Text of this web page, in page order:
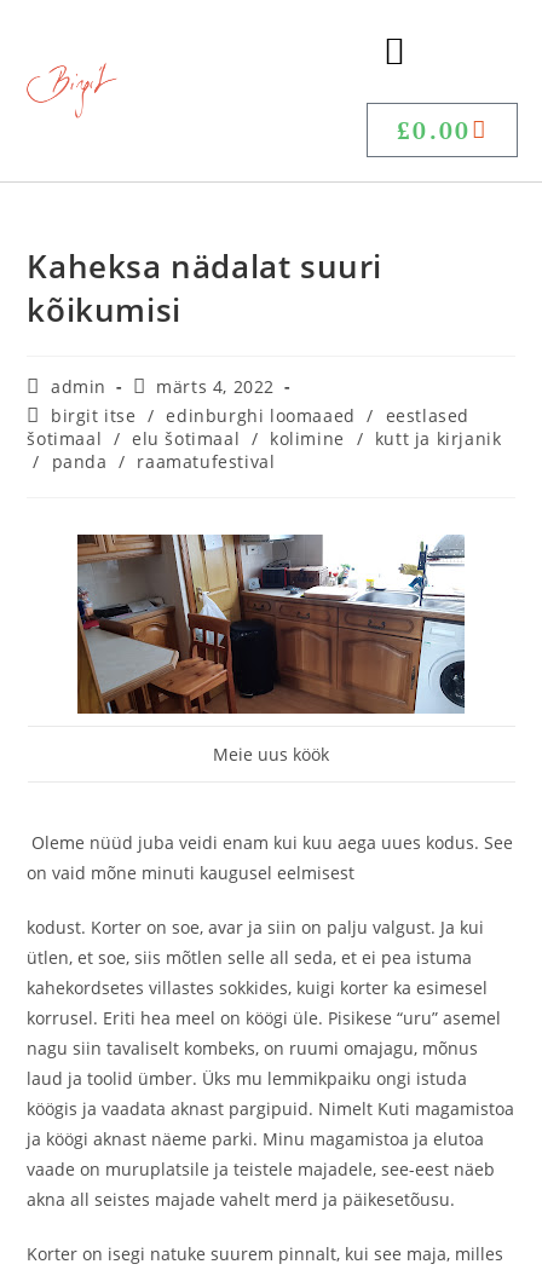
£0.00
Kaheksa nädalat suuri
kõikumisi
admin
märts 4, 2022
birgit itse / edinburghi loomaaed / eestlased
šotimaal / elu šotimaal / kolimine / kutt ja kirjanik
/
panda / raamatufestival
Meie uus köök
Oleme nüüd juba veidi enam kui kuu aega uues kodus. See
on vaid mõne minuti kaugusel eelmisest
kodust. Korter on soe, avar ja siin on palju valgust. Ja kui
ütlen, et soe, siis mõtlen selle all seda, et ei pea istuma
kahekordsetes villastes sokkides, kuigi korter ka esimesel
korrusel. Eriti hea meel on köögi üle. Pisikese “uru” asemel
nagu siin tavaliselt kombeks, on ruumi omajagu, mõnus
laud ja toolid ümber. Üks mu lemmikpaiku ongi istuda
köögis ja vaadata aknast pargipuid. Nimelt Kuti magamistoa
ja köögi aknast näeme parki. Minu magamistoa ja elutoa
vaade on muruplatsile ja teistele majadele, see-eest näeb
akna all seistes majade vahelt merd ja päikesetõusu.
Korter on isegi natuke suurem pinnalt, kui see maja, milles